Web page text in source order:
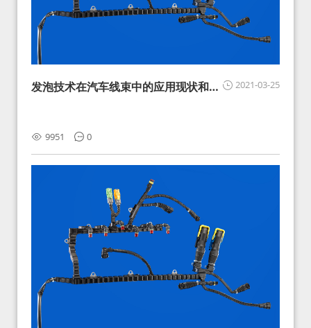
2021-03-25
发泡技术在汽车线束中的应用现状和展
9951 0